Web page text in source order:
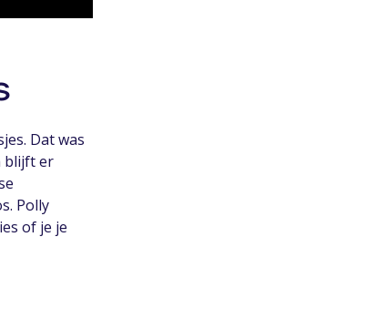
Dat was
blijft er
Polly
of je je